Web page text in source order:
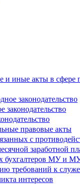
иные акты в сфере
законодательство
законодательство
правовые акты
с
заработной
бухгалтеров МУ и
требований к
интересов